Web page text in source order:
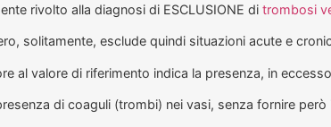
rivolto alla diagnosi di ESCLUSIONE di trombosi
solitamente, esclude quindi situazioni acute e
al valore di riferimento indica la presenza, in
di coaguli (trombi) nei vasi, senza fornire